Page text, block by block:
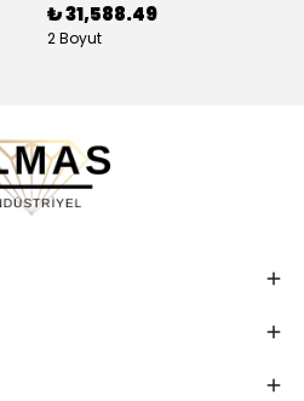
₺ 31,588.49
2 Boyut